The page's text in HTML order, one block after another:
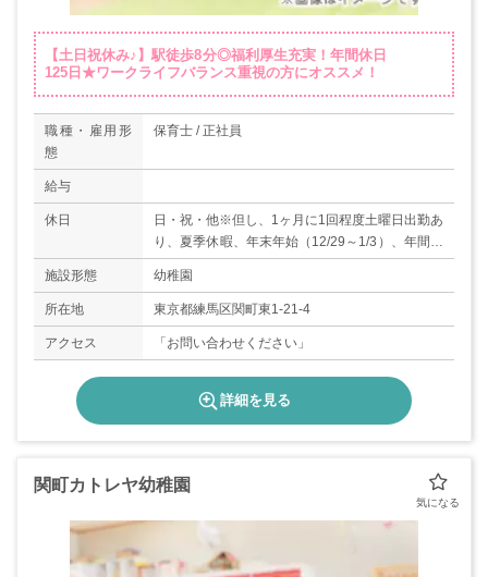
【土日祝休み♪】駅徒歩8分◎福利厚生充実！年間休日
125日★ワークライフバランス重視の方にオススメ！
職種・雇用形
態
保育士 / 正社員
給与
休日
日・祝・他※但し、1ヶ月に1回程度土曜日出勤あ
り、夏季休暇、年末年始（12/29～1/3）、年間休
日125日、有給休暇、慶弔休暇、産前産後休暇、
育児休暇、介護休暇、特別休暇
施設形態 幼稚園
所在地 東京都練馬区関町東1-21-4
アクセス 「お問い合わせください」
詳細を見る
関町カトレヤ幼稚園